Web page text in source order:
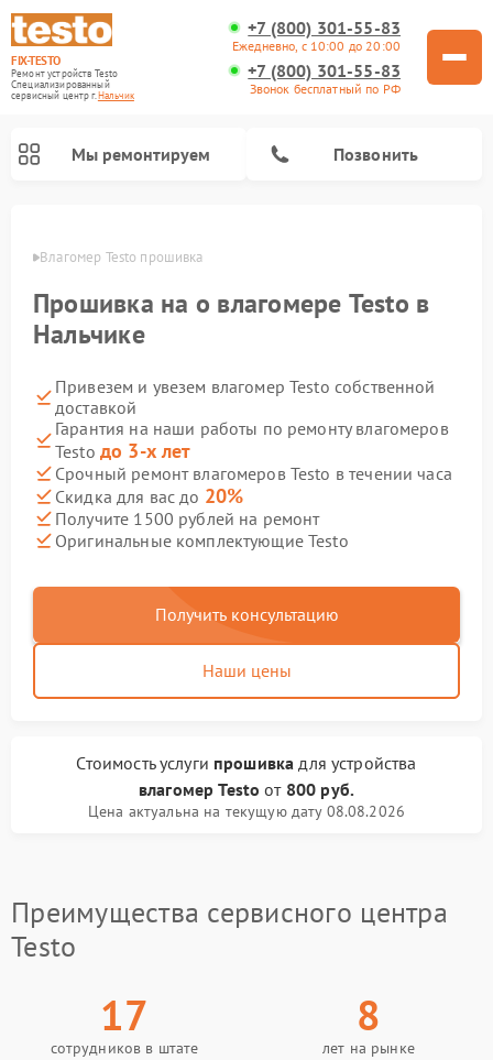
FIX-TESTO
Ремонт устройств Testo
Специализированный
cервисный центр г.Нальчик
+7 (800) 301-55-83
Ежедневно, с 10:00 до 20:00
+7 (800) 301-55-83
Звонок бесплатный по РФ
Мы ремонтируем Позвонить
Влагомер Testo прошивка
Прошивка на о влагомере Testo в
Нальчике
Привезем и увезем влагомер Testo собственной
доставкой
Гарантия на наши работы по ремонту влагомеров
Testo до 3-х лет
Срочный ремонт влагомеров Testo в течении часа
Скидка для вас до 20%
Получите 1500 рублей на ремонт
Оригинальные комплектующие Testo
Получить консультацию
Наши цены
Стоимость услуги прошивка для устройства
влагомер Testo от 800 руб.
Цена актуальна на текущую дату 08.08.2026
Преимущества сервисного центра
Testo
17
сотрудников в штате
8
лет на рынке